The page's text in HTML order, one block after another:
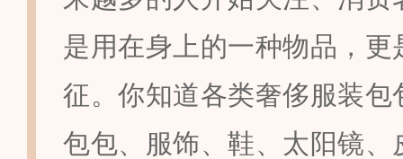
是用在身上的一种物品，
征。你知道各类奢侈服装包
包包、服饰、鞋、太阳镜、